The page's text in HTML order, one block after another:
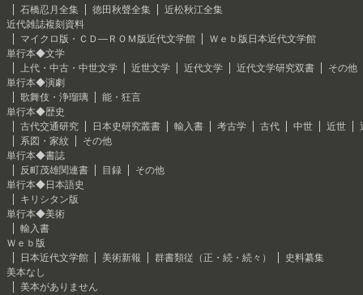
石橋忍月全集
徳田秋聲全集
近松秋江全集
近代雑誌複刻資料
マイクロ版・ＣＤ―ＲＯＭ版近代文学館
Ｗｅｂ版日本近代文学館
単行本◆文学
上代・中古・中世文学
近世文学 近代文学 近代文学研究双書
その他
単行本◆演劇
歌舞伎・浄瑠璃
能・狂言
単行本◆歴史
古代交通研究
日本史研究叢書 輸入書 考古学 古代 中世 近世
系図・家紋
その他
単行本◆書誌
反町茂雄関連書
目録
その他
単行本◆日本語史
キリシタン版
単行本◆美術
輸入書
Ｗｅｂ版
日本近代文学館
美術新報 群書類従（正・続・続々）
史料纂集
美本なし
美本がありません